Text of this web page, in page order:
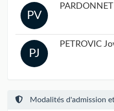
PV
PJ
PETROVIC
Modalités d'admission